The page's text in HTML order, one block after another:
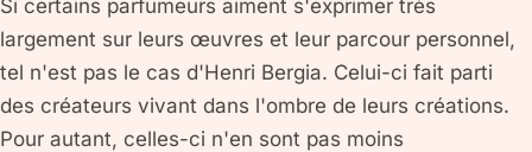
Si certains parfumeurs aiment s'exprimer très
largement sur leurs œuvres et leur parcour personnel,
tel n'est pas le cas d'Henri Bergia. Celui-ci fait parti
des créateurs vivant dans l'ombre de leurs créations.
Pour autant, celles-ci n'en sont pas moins